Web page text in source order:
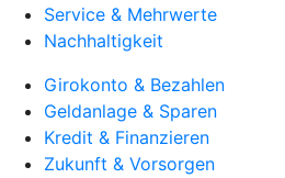
Service & Mehrwerte
Nachhaltigkeit
Girokonto & Bezahlen
Geldanlage & Sparen
Kredit & Finanzieren
Zukunft & Vorsorgen